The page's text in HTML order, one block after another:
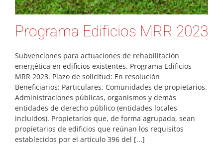
Programa Edificios MRR 2023
Subvenciones para actuaciones de rehabilitación
energética en edificios existentes. Programa Edificios
MRR 2023. Plazo de solicitud: En resolución
Beneficiarios: Particulares. Comunidades de propietarios.
Administraciones públicas, organismos y demás
entidades de derecho público (entidades locales
incluidos). Propietarios que, de forma agrupada, sean
propietarios de edificios que reúnan los requisitos
establecidos por el artículo 396 del [...]